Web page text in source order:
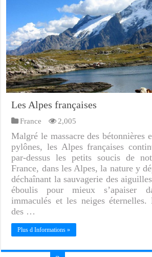
Les Alpes françaises
France 2,005
Malgré le massacre des bétonnières
pylônes, les Alpes françaises
par-dessus les petits soucis de
France, dans les Alpes, la nature y
déchaînant la sauvagerie des
éboulis pour mieux s’apaiser
immaculés et les neiges
des …
Plus d Informations »